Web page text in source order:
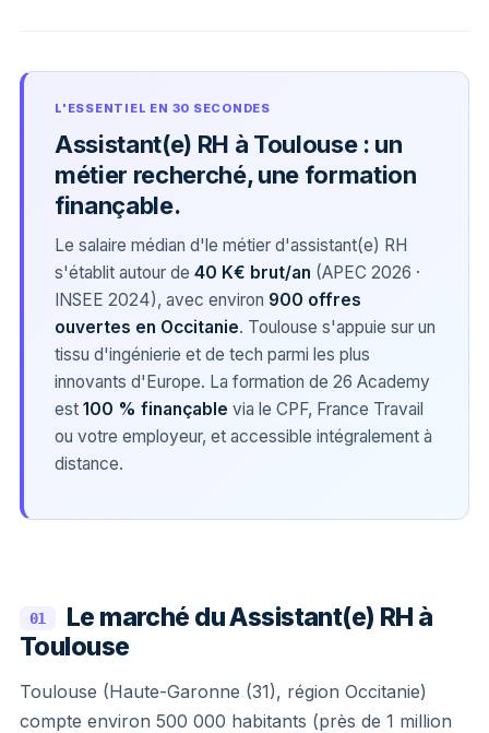
L'ESSENTIEL EN 30 SECONDES
Assistant(e) RH à Toulouse : un
métier recherché, une formation
finançable.
Le salaire médian d'le métier d'assistant(e) RH
s'établit autour de 40 K€ brut/an (APEC 2026 ·
INSEE 2024), avec environ 900 offres
ouvertes en Occitanie. Toulouse s'appuie sur un
tissu d'ingénierie et de tech parmi les plus
innovants d'Europe. La formation de 26 Academy
est 100 % finançable via le CPF, France Travail
ou votre employeur, et accessible intégralement à
distance.
01
Le marché du Assistant(e) RH à
Toulouse
Toulouse (Haute-Garonne (31), région Occitanie)
compte environ 500 000 habitants (près de 1 million